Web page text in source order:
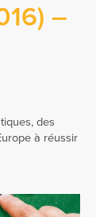
–
des
à réussir